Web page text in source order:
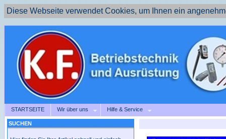
Diese Webseite verwendet Cookies, um Ihnen ein
STARTSEITE Wir über uns Hilfe & Service
SUCHEN